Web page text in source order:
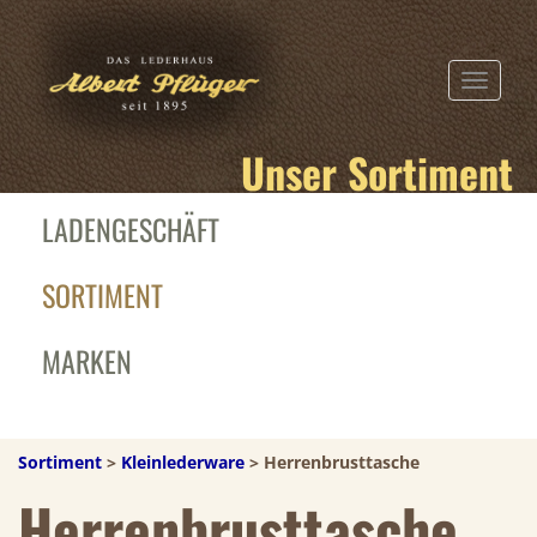
TOGGLE
Unser Sortiment
LADENGESCHÄFT
SORTIMENT
MARKEN
Sortiment > Kleinlederware > Herrenbrusttasche